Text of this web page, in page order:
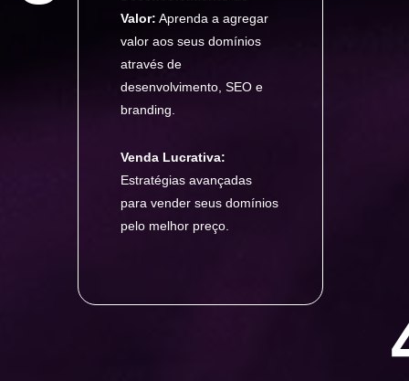
Valor: Aprenda a agregar
valor aos seus domínios
através de
desenvolvimento, SEO e
branding.
Venda Lucrativa:
Estratégias avançadas
para vender seus domínios
pelo melhor preço.